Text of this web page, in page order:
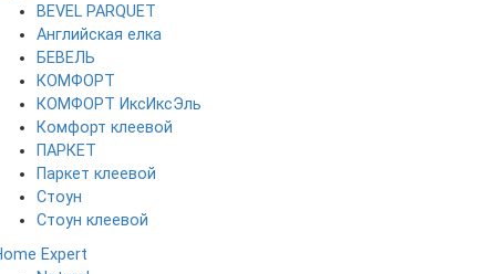
BEVEL PARQUET
Английская елка
БЕВЕЛЬ
КОМФОРТ
КОМФОРТ ИксИксЭль
Комфорт клеевой
ПАРКЕТ
Паркет клеевой
Стоун
Стоун клеевой
Expert